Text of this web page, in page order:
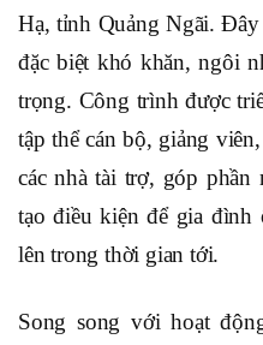
Hạ, tỉnh Quảng Ngãi.
đặc biệt khó khăn, ngôi
trọng. Công trình được
tập thể cán bộ, giảng
các nhà tài trợ, góp
tạo điều kiện để gia
lên trong thời gian tới.
Song song với hoạt